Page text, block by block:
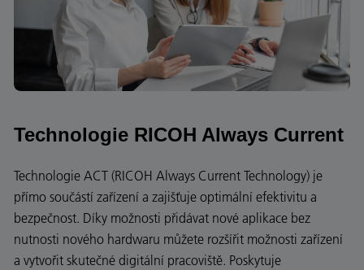
Technologie RICOH Always Current
Technologie ACT (RICOH Always Current Technology) je
přímo součástí zařízení a zajišťuje optimální efektivitu a
bezpečnost. Díky možnosti přidávat nové aplikace bez
nutnosti nového hardwaru můžete rozšířit možnosti zařízení
a vytvořit skutečné digitální pracoviště. Poskytuje